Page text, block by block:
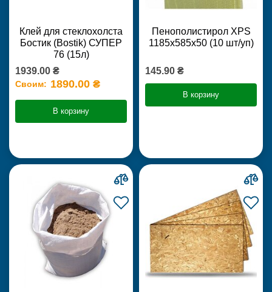
Клей для стеклохолста
Бостик (Bostik) СУПЕР
76 (15л)
1939.00 ₴
Своим: 1890.00 ₴
В корзину
Пенополистирол XPS
1185х585х50 (10 шт/уп)
145.90 ₴
В корзину